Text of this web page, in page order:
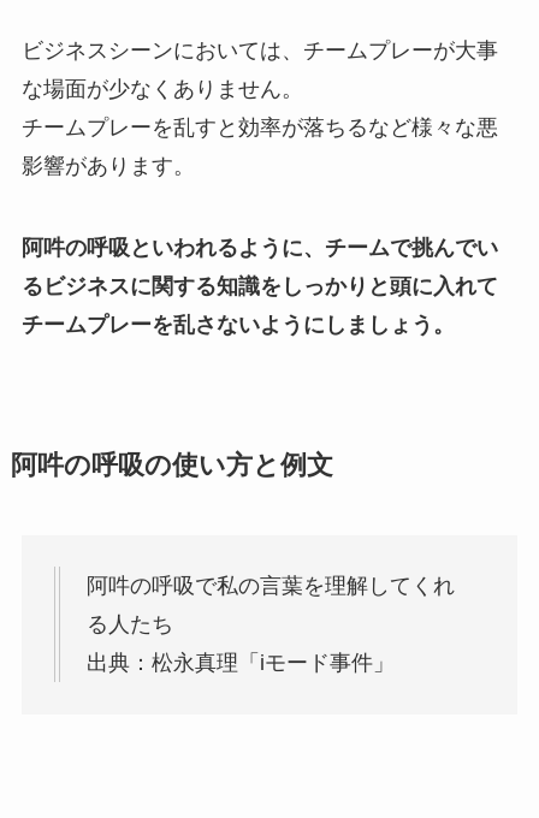
ビジネスシーンにおいては、チームプレーが大事
な場面が少なくありません。
チームプレーを乱すと効率が落ちるなど様々な悪
影響があります。
阿吽の呼吸といわれるように、チームで挑んでい
るビジネスに関する知識をしっかりと頭に入れて
チームプレーを乱さないようにしましょう。
阿吽の呼吸の使い方と例文
阿吽の呼吸で私の言葉を理解してくれ
る人たち
出典：松永真理「iモード事件」